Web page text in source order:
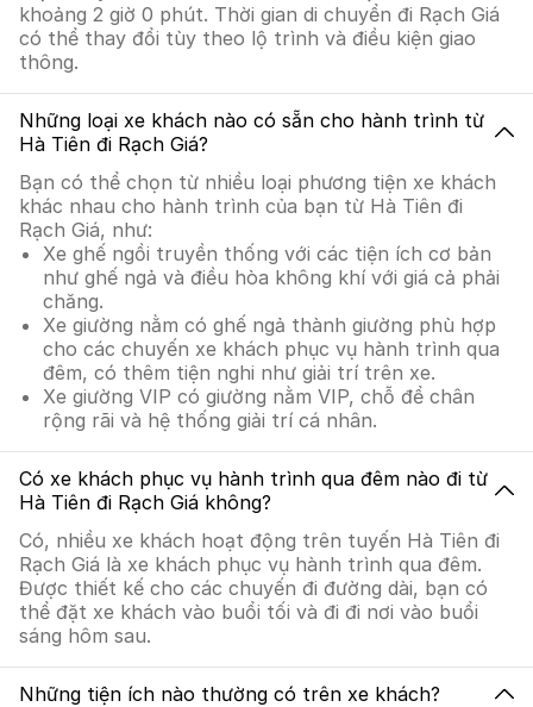
khoảng 2 giờ 0 phút. Thời gian di chuyển đi Rạch Giá
có thể thay đổi tùy theo lộ trình và điều kiện giao
thông.
Những loại xe khách nào có sẵn cho hành trình từ
Hà Tiên đi Rạch Giá?
Bạn có thể chọn từ nhiều loại phương tiện xe khách
khác nhau cho hành trình của bạn từ Hà Tiên đi
Rạch Giá, như:
Xe ghế ngồi truyền thống với các tiện ích cơ bản
như ghế ngả và điều hòa không khí với giá cả phải
chăng.
Xe giường nằm có ghế ngả thành giường phù hợp
cho các chuyến xe khách phục vụ hành trình qua
đêm, có thêm tiện nghi như giải trí trên xe.
Xe giường VIP có giường nằm VIP, chỗ để chân
rộng rãi và hệ thống giải trí cá nhân.
Có xe khách phục vụ hành trình qua đêm nào đi từ
Hà Tiên đi Rạch Giá không?
Có, nhiều xe khách hoạt động trên tuyến Hà Tiên đi
Rạch Giá là xe khách phục vụ hành trình qua đêm.
Được thiết kế cho các chuyến đi đường dài, bạn có
thể đặt xe khách vào buổi tối và đi đi nơi vào buổi
sáng hôm sau.
Những tiện ích nào thường có trên xe khách?